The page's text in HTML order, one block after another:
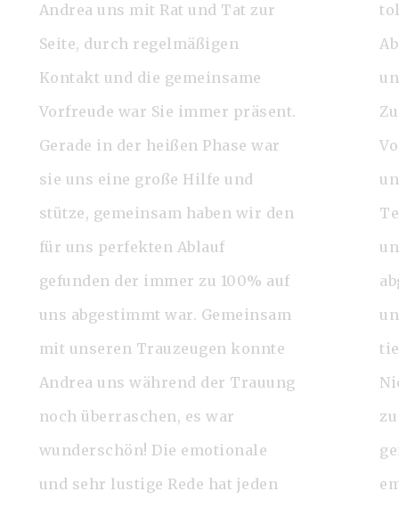
Andrea uns mit Rat und Tat zur
Seite, durch regelmäßigen
Kontakt und die gemeinsame
Vorfreude war Sie immer präsent.
Gerade in der heißen Phase war
sie uns eine große Hilfe und
stütze, gemeinsam haben wir den
für uns perfekten Ablauf
gefunden der immer zu 100% auf
uns abgestimmt war. Gemeinsam
mit unseren Trauzeugen konnte
Andrea uns während der Trauung
noch überraschen, es war
wunderschön! Die emotionale
und sehr lustige Rede hat jeden